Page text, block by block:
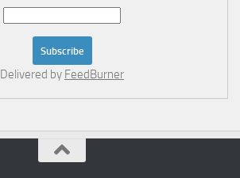
Delivered by FeedBurner